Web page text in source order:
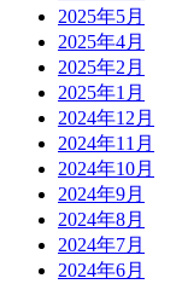
2025年5月
2025年4月
2025年2月
2025年1月
2024年12月
2024年11月
2024年10月
2024年9月
2024年8月
2024年7月
2024年6月